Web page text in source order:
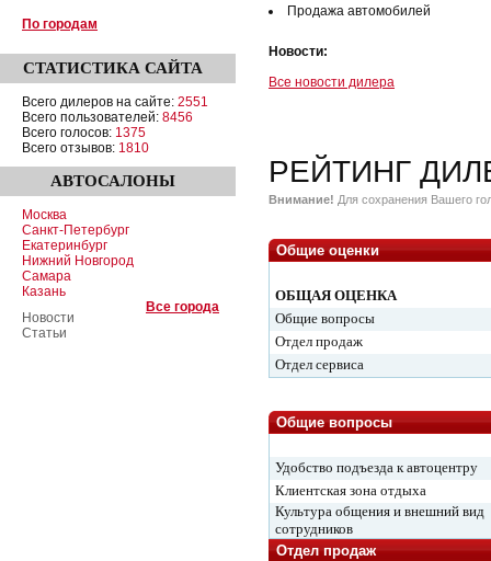
По городам
СТАТИСТИКА САЙТА
Всего дилеров на сайте: 2551
Всего пользователей: 8456
Всего голосов: 1375
Всего отзывов: 1810
АВТОСАЛОНЫ
Москва
Санкт-Петербург
Екатеринбург
Нижний Новгород
Самара
Казань
Все города
Новости
Статьи
Продажа автомобилей
Новости:
Все новости дилера
РЕЙТИНГ
Внимание! Для сохранения Вашего
Общие оценки
ОБЩАЯ ОЦЕНКА
Общие вопросы
Отдел продаж
Отдел сервиса
Общие вопросы
Удобство подъезда к автоцентру
Клиентская зона отдыха
Культура общения и внешний вид
сотрудников
Отдел продаж